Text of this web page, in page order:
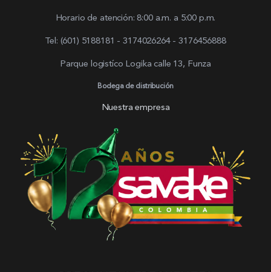
Horario de atención: 8:00 a.m. a 5:00 p.m.
Tel: (601) 5188181 - 3174026264 - 3176456888
Parque logistíco Logika calle 13, Funza
Bodega de distribución
Nuestra empresa